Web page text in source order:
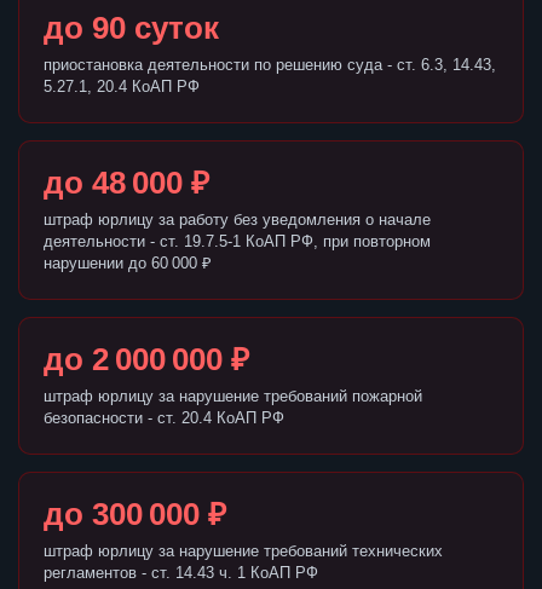
до 90 суток
приостановка деятельности по решению суда - ст. 6.3, 14.43,
5.27.1, 20.4 КоАП РФ
до 48 000 ₽
штраф юрлицу за работу без уведомления о начале
деятельности - ст. 19.7.5-1 КоАП РФ, при повторном
нарушении до 60 000 ₽
до 2 000 000 ₽
штраф юрлицу за нарушение требований пожарной
безопасности - ст. 20.4 КоАП РФ
до 300 000 ₽
штраф юрлицу за нарушение требований технических
регламентов - ст. 14.43 ч. 1 КоАП РФ